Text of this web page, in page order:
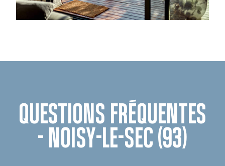
QUESTIONS FRÉQUENTES
- NOISY-LE-SEC (93)